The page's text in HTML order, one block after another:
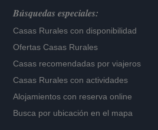
Búsquedas especiales:
Casas Rurales con disponibilidad
Ofertas Casas Rurales
Casas recomendadas por viajeros
Casas Rurales con actividades
Alojamientos con reserva online
Busca por ubicación en el mapa